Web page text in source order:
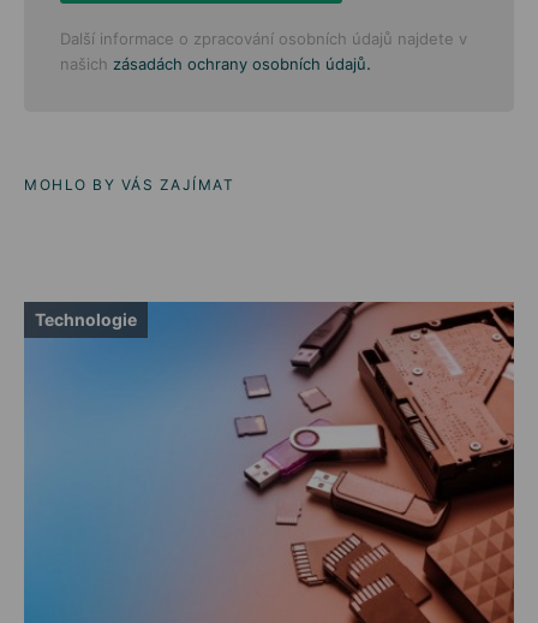
Další informace o zpracování osobních údajů najdete v
našich zásadách ochrany osobních údajů.
MOHLO BY VÁS ZAJÍMAT
Technologie